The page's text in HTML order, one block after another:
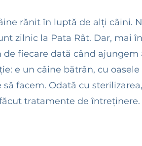
rănit în luptă de alți câini.
zilnic la Pata Rât. Dar, mai
fiecare dată când ajungem
e un câine bătrân, cu oasele
facem. Odată cu
tratamente de întreținere.